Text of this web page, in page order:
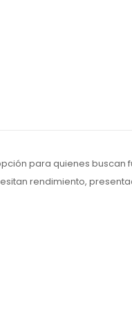
para quienes buscan
rendimiento,